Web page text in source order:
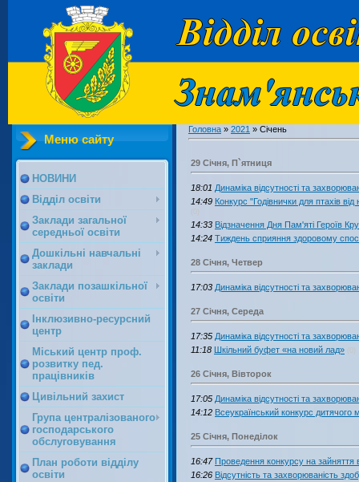
Меню сайту
НОВИНИ
Відділ освіти
Заклади загальної
середньої освіти
Дошкільні навчальні
заклади
Заклади позашкільної
освіти
Інклюзивно-ресурсний
центр
Міський центр проф.
розвитку пед.
працівників
Цивільний захист
Група централізованого
господарського
обслуговування
План роботи відділу
освіти
Головна » 2021 » Січень
29 Січня, П`ятниця
18:01 Динаміка відсутності та
14:49 Конкурс "Годівнички для птахів
14:33 Відзначення Дня Пам'яті Героїв
14:24 Тиждень сприяння здоровому
28 Січня, Четвер
17:03 Динаміка відсутності та
27 Січня, Середа
17:35 Динаміка відсутності та
11:18 Шкільний буфет «на новий лад»
26 Січня, Вівторок
17:05 Динаміка відсутності та
14:12 Всеукраїнський конкурс
25 Січня, Понеділок
16:47 Проведення конкурсу на зайняття
16:26 Відсутність та захворюваність